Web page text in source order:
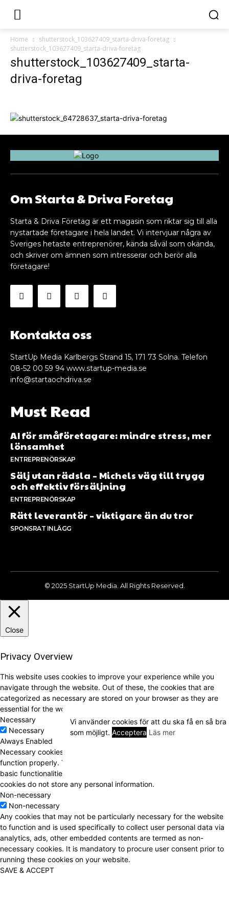
Home
shutterstock_103627409_starta-driva-foretag
shutterstock_103627409_starta-driva-foretag
shutterstock_103627409_starta-
driva-foretag
Om Starta & Driva Foretag
Starta & Driva Företag är ett magasin som riktar sig till alla
nystartade företagare i hela landet. Vi intervjuar några av
Sveriges hetaste entreprenörer, kända såväl som okända,
och skriver om ämnen som intresserar och berör alla
företagare!
Kontakta oss
StartUp Media Karlbergs Strand 15, 171 73 Solna. Telefon
08-52 00 59 94 www.startup-media.se
info@startaochdriva.se
Must Read
AI för småföretagare: mindre stress, mer
lönsamhet
ENTREPRENÖRSKAP
Sälj utan rädsla – Michels väg till trygg
och effektiv försäljning
ENTREPRENÖRSKAP
Rätt leverantör – viktigare än du tror
SPONSRAT INLÄGG
© 2025 StartUp Media. All Rights Reserved.
Vi använder cookies för att du ska få en så bra
som möjligt. Acceptera Läs mer
Close
Privacy Overview
This website uses cookies to improve your experience while you
navigate through the website. Out of these, the cookies that are
categorized as necessary are stored on your browser as they are
essential for the working of basic functionalities of the
Necessary
Necessary
Always Enabled
Necessary cookies are absolutely essential for the website to
function properly. This category only includes cookies that ensures
basic functionalities and security features of the website. These
cookies do not store any personal information.
Non-necessary
Non-necessary
Any cookies that may not be particularly necessary for the website
to function and is used specifically to collect user personal data via
analytics, ads, other embedded contents are termed as non-
necessary cookies. It is mandatory to procure user consent prior to
running these cookies on your website.
SAVE & ACCEPT